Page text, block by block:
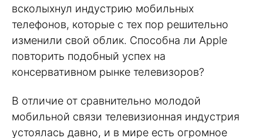
всколыхнул индустрию мобильных
телефонов, которые с тех пор решительно
изменили свой облик. Способна ли Apple
повторить подобный успех на
консервативном рынке телевизоров?
В отличие от сравнительно молодой
мобильной связи телевизионная индустрия
устоялась давно, и в мире есть огромное